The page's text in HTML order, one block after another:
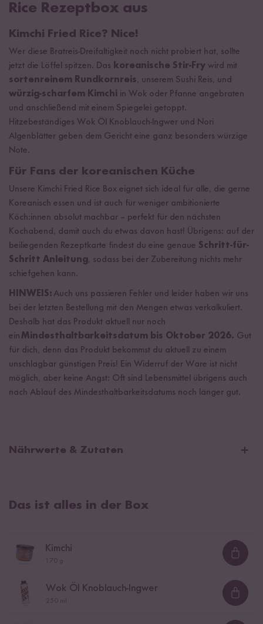
Rice Rezeptbox aus
Kimchi Fried Rice? Nice!
Wer diese Bratreis-Dreifaltigkeit noch nicht probiert hat, sollte
jetzt die Löffel spitzen. Das koreanische Stir-Fry wird mit
sortenreinem Rundkornreis, unserem Sushi Reis, und
würzig-scharfem Kimchi in Wok oder Pfanne angebraten
und anschließend mit einem Spiegelei getoppt.
Hitzebeständiges Wok Öl Knoblauch-Ingwer und Nori
Algenblätter geben dem Gericht eine ganz besonders würzige
Note.
Für Fans der koreanischen Küche
Unsere Kimchi Fried Rice Box eignet sich ideal für alle, die gerne
Koreanisch essen und ist auch für weniger ambitionierte
Köch:innen absolut machbar – perfekt für den nächsten
Kochabend, damit auch du etwas davon hast! Übrigens: auf der
beiliegenden Rezeptkarte findest du eine genaue Schritt-für-
Schritt Anleitung, sodass bei der Zubereitung nichts mehr
schiefgehen kann.
HINWEIS: Auch uns passieren Fehler und leider haben wir uns
bei der letzten Bestellung mit den Mengen etwas verkalkuliert.
Deshalb hat das Produkt aktuell nur noch
ein Mindesthaltbarkeitsdatum bis Oktober 2026. Gut
für dich, denn das Produkt bekommst du aktuell zu einem
unschlagbar günstigen Preis! Ein Widerruf der Ware ist nicht
möglich, aber keine Angst: Oft sind Lebensmittel übrigens auch
nach Ablauf des Mindesthaltbarkeitsdatums noch länger gut.
Nährwerte & Zutaten
0 g
Kohlenhydrate 79 g
Das ist alles in der Box
Kimchi
Wok Öl Knoblauch-Ingwer
Wok Öl Knoblauch-Ingwer